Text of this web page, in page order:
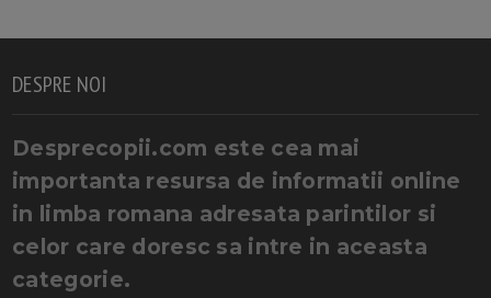
DESPRE NOI
Desprecopii.com este cea mai
importanta resursa de informatii online
in limba romana adresata parintilor si
celor care doresc sa intre in aceasta
categorie.